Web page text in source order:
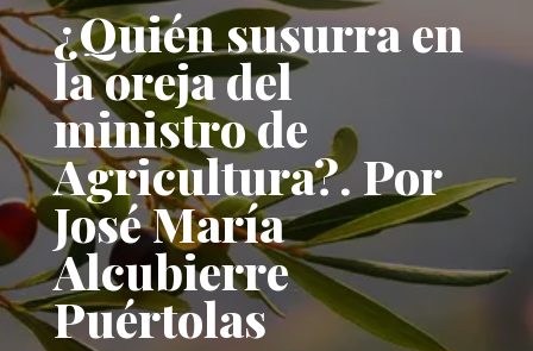
¿Quién susurra en
la oreja del
ministro de
Agricultura?. Por
José María
Alcubierre
Puértolas